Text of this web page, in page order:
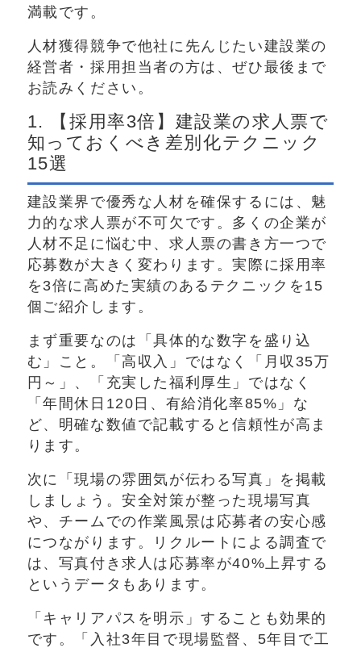
満載です。
人材獲得競争で他社に先んじたい建設業の
経営者・採用担当者の方は、ぜひ最後まで
お読みください。
1. 【採用率3倍】建設業の求人票で
知っておくべき差別化テクニック
15選
建設業界で優秀な人材を確保するには、魅
力的な求人票が不可欠です。多くの企業が
人材不足に悩む中、求人票の書き方一つで
応募数が大きく変わります。実際に採用率
を3倍に高めた実績のあるテクニックを15
個ご紹介します。
まず重要なのは「具体的な数字を盛り込
む」こと。「高収入」ではなく「月収35万
円～」、「充実した福利厚生」ではなく
「年間休日120日、有給消化率85%」な
ど、明確な数値で記載すると信頼性が高ま
ります。
次に「現場の雰囲気が伝わる写真」を掲載
しましょう。安全対策が整った現場写真
や、チームでの作業風景は応募者の安心感
につながります。リクルートによる調査で
は、写真付き求人は応募率が40%上昇する
というデータもあります。
「キャリアパスを明示」することも効果的
です。「入社3年目で現場監督、5年目で工